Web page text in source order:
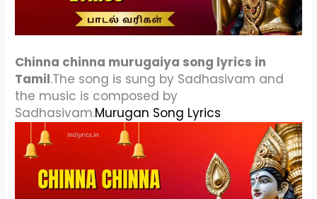
Chinna chinna murugaiya song lyrics in
Tamil.The song is sung by Sadhasivam and
the music is composed by
Sadhasivam.Murugan Song Lyrics